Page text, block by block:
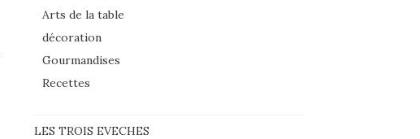
Arts de la table
décoration
Gourmandises
Recettes
LES TROIS EVECHES